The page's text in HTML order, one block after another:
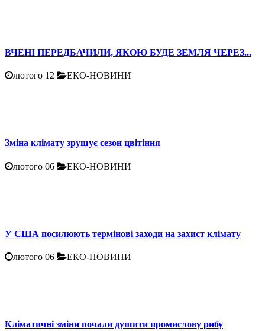
ВЧЕНІ ПЕРЕДБАЧИЛИ, ЯКОЮ БУДЕ ЗЕМЛЯ ЧЕРЕЗ...
лютого 12 ЕКО-НОВИНИ
Зміна клімату зрушує сезон цвітіння
лютого 06 ЕКО-НОВИНИ
У США посилюють термінові заходи на захист клімату
лютого 06 ЕКО-НОВИНИ
Кліматичні зміни почали душити промислову рибу